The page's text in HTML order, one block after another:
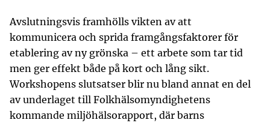
Avslutningsvis framhölls vikten av att
kommunicera och sprida framgångsfaktorer för
etablering av ny grönska – ett arbete som tar tid
men ger effekt både på kort och lång sikt.
Workshopens slutsatser blir nu bland annat en del
av underlaget till Folkhälsomyndighetens
kommande miljöhälsorapport, där barns